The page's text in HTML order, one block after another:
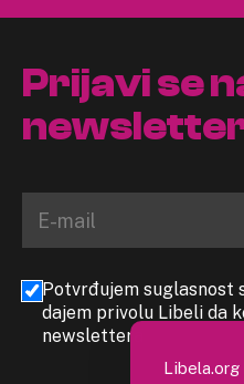
Prijavi se
Potvrđujem
dajem privolu Libeli da
newslettera